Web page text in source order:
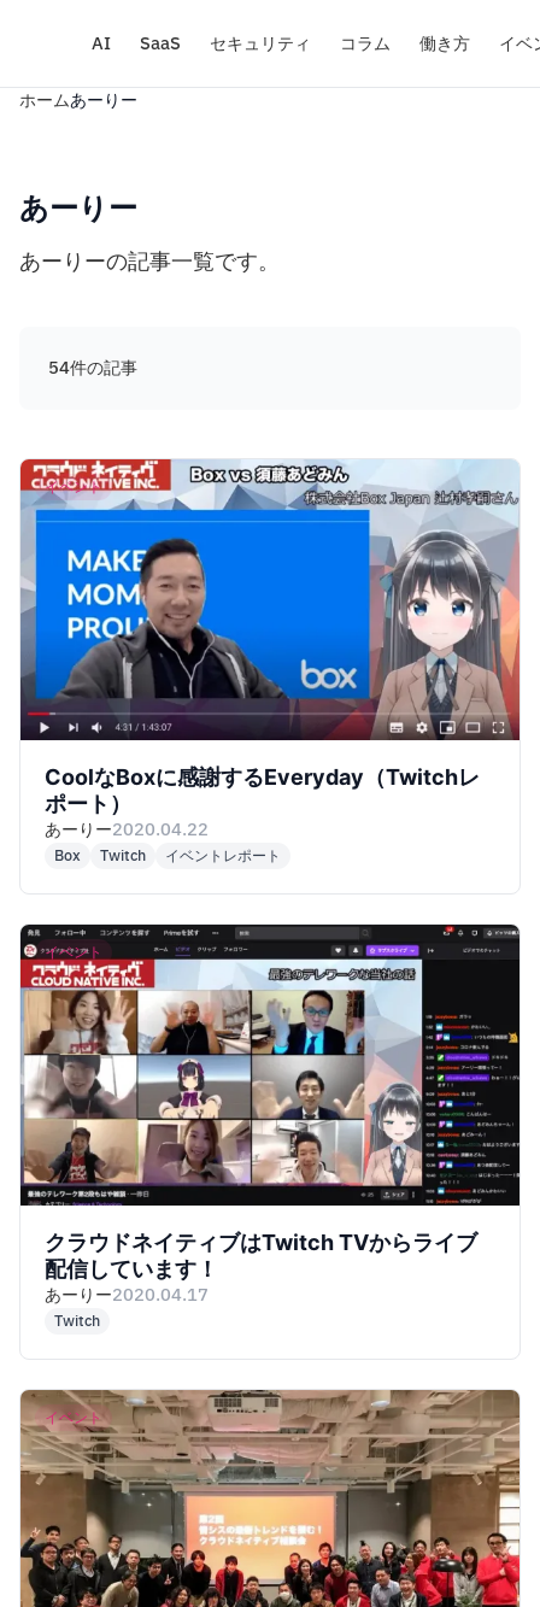
AI SaaS セキュリティ コラム 働き方 イベ
ホームあーりー
あーりー
あーりーの記事一覧です。
54件の記事
イベント
CoolなBoxに感謝するEveryday（Twitchレ
ポート）
あーりー2020.04.22
Box Twitch イベントレポート
イベント
クラウドネイティブはTwitch TVからライブ
配信しています！
あーりー2020.04.17
Twitch
イベント